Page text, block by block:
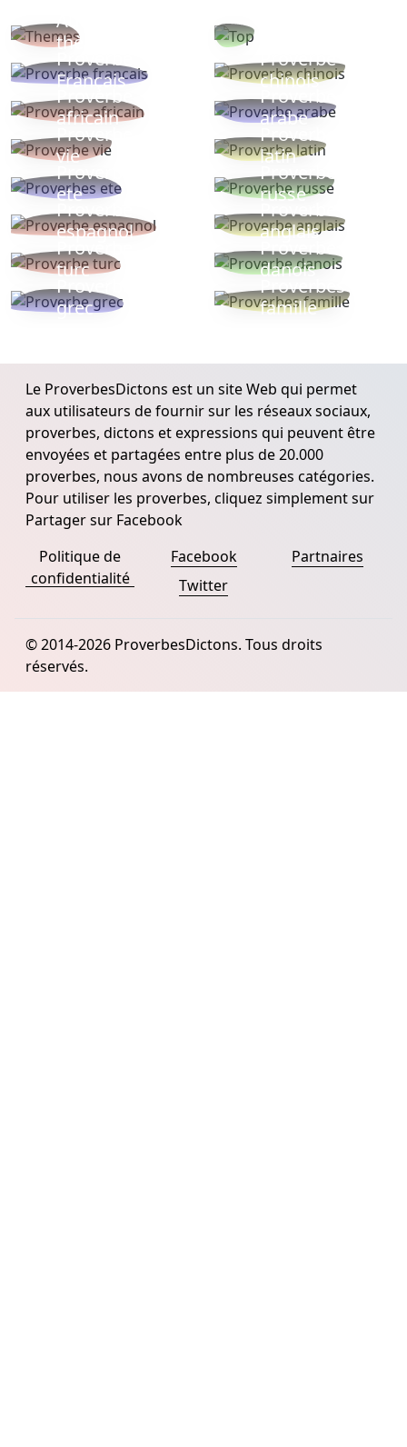
Autres
thèmes
Proverbe
Français
Proverbe
chinois
Proverbe
africain
Proverbe
arabe
Proverbe
vie
Proverbe
latin
Proverbes
ete
Proverbe
russe
Proverbe
espagnol
Proverbe
anglais
Proverbe
turc
Proverbe
danois
Proverbe
grec
Proverbes
famille
Le ProverbesDictons est un site Web qui permet
aux utilisateurs de fournir sur les réseaux sociaux,
proverbes, dictons et expressions qui peuvent être
envoyées et partagées entre plus de 20.000
proverbes, nous avons de nombreuses catégories.
Pour utiliser les proverbes, cliquez simplement sur
Partager sur Facebook
Politique de
confidentialité
Facebook
Twitter
Partnaires
© 2014-2026 ProverbesDictons. Tous droits
réservés.